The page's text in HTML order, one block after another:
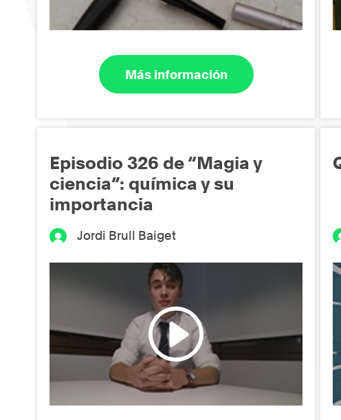
Más información
Episodio 326 de “Magia y
ciencia”: química y su
importancia
Jordi Brull Baiget